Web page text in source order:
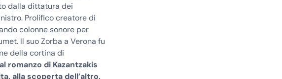
dalla dittatura dei
Prolifico creatore di
colonne sonore per
Il suo Zorba a Verona fu
della cortina di
romanzo di Kazantzakis
alla scoperta dell’altro,